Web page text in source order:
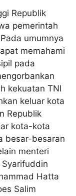
Republik
pemerintah
umumnya
memahami
pada
kekuatan TNI
keluar kota
Republik
kota-kota
besar-besaran
menteri
Hatta
Salim